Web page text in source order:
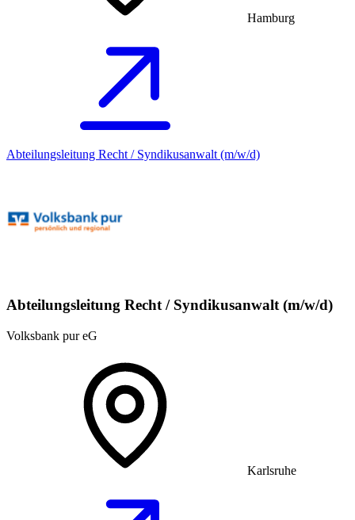
Hamburg
Abteilungsleitung Recht / Syndikusanwalt (m/w/d)
Abteilungsleitung Recht / Syndikusanwalt (m/w/d)
Volksbank pur eG
Karlsruhe